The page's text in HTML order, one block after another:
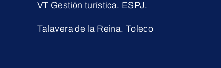
VT Gestión turística. ESPJ.
Talavera de la Reina. Toledo